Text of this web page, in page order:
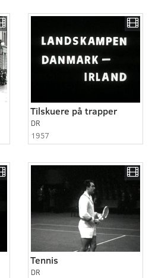
Tilskuere på trapper
DR
1957
Tennis
DR